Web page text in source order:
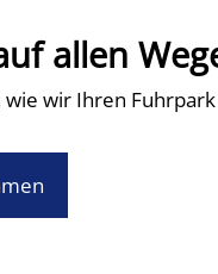
allen
wir Ihren